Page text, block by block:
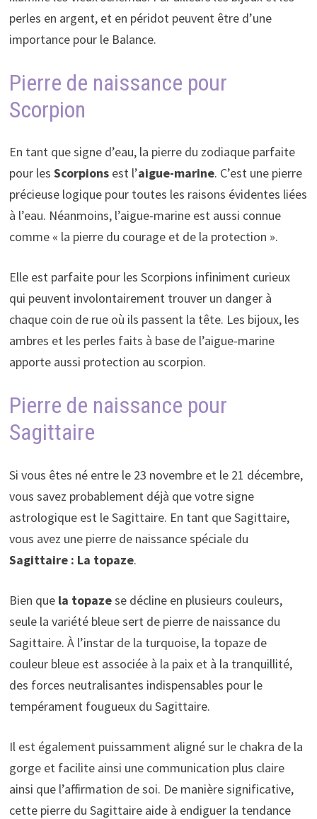
perles en argent, et en péridot peuvent être d’une
importance pour le Balance.
Pierre de naissance pour
Scorpion
En tant que signe d’eau, la pierre du zodiaque parfaite
pour les Scorpionsest l’aigue-marine. C’est une pierre
précieuse logique pour toutes les raisons évidentes liées
à l’eau. Néanmoins, l’aigue-marine est aussi connue
comme « la pierre du courage et de la protection ».
Elle est parfaite pour les Scorpions infiniment curieux
qui peuvent involontairement trouver un danger à
chaque coin de rue où ils passent la tête. Les bijoux, les
ambres et les perles faits à base de l’aigue-marine
apporte aussi protection au scorpion.
Pierre de naissance pour
Sagittaire
Si vous êtes né entre le 23 novembre et le 21 décembre,
vous savez probablement déjà que votre signe
astrologique est le Sagittaire. En tant que Sagittaire,
vous avez une pierre de naissance spéciale du
Sagittaire : La topaze.
Bien que la topazese décline en plusieurs couleurs,
seule la variété bleue sert de pierre de naissance du
Sagittaire. À l’instar de la turquoise, la topaze de
couleur bleue est associée à la paix et à la tranquillité,
des forces neutralisantes indispensables pour le
tempérament fougueux du Sagittaire.
Il est également puissamment aligné sur le chakra de la
gorge et facilite ainsi une communication plus claire
ainsi que l’affirmation de soi. De manière significative,
cette pierre du Sagittaire aide à endiguer la tendance